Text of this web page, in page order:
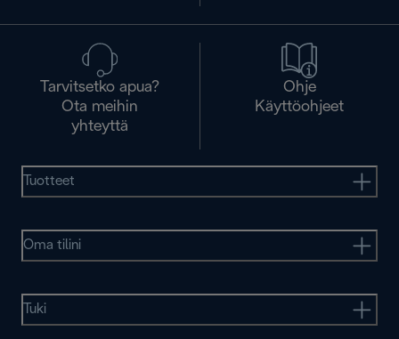
Tarvitsetko apua?
Ota meihin
yhteyttä
Ohje
Käyttöohjeet
Tuotteet
Oma tilini
Tuki